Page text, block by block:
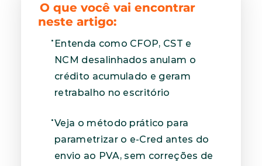
O que você vai encontrar
neste artigo:
Entenda como CFOP, CST e
NCM desalinhados anulam o
crédito acumulado e geram
retrabalho no escritório
Veja o método prático para
parametrizar o e-Cred antes do
envio ao PVA, sem correções de